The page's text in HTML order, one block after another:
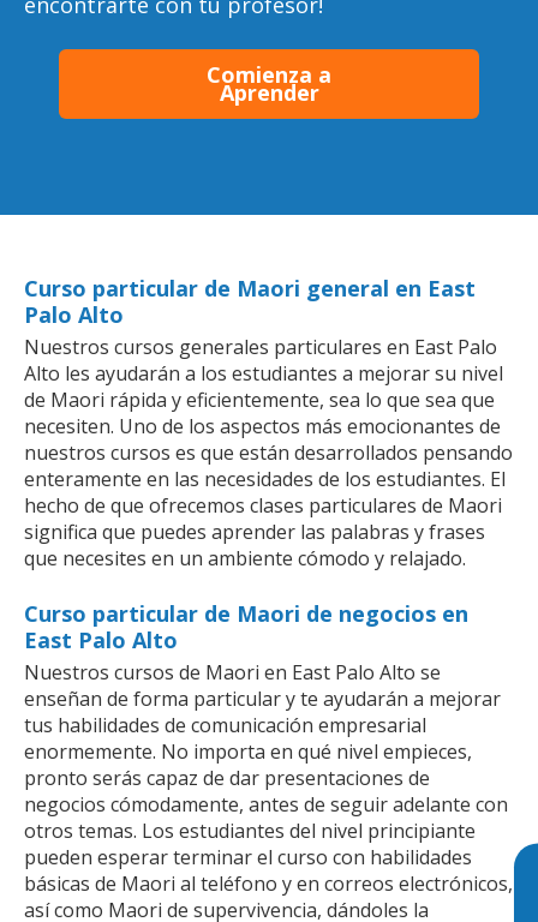
Comienza a
Aprender
Curso particular de Maori general en East
Palo Alto
Nuestros cursos generales particulares en East Palo
Alto les ayudarán a los estudiantes a mejorar su nivel
de Maori rápida y eficientemente, sea lo que sea que
necesiten. Uno de los aspectos más emocionantes de
nuestros cursos es que están desarrollados pensando
enteramente en las necesidades de los estudiantes. El
hecho de que ofrecemos clases particulares de Maori
significa que puedes aprender las palabras y frases
que necesites en un ambiente cómodo y relajado.
Curso particular de Maori de negocios en
East Palo Alto
Nuestros cursos de Maori en East Palo Alto se
enseñan de forma particular y te ayudarán a mejorar
tus habilidades de comunicación empresarial
enormemente. No importa en qué nivel empieces,
pronto serás capaz de dar presentaciones de
negocios cómodamente, antes de seguir adelante con
otros temas. Los estudiantes del nivel principiante
pueden esperar terminar el curso con habilidades
básicas de Maori al teléfono y en correos electrónicos,
así como Maori de supervivencia, dándoles la